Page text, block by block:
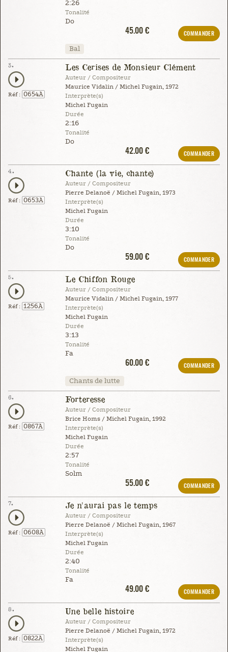
2:26
Tonalité
Do
45.00 €
COMMANDER
Bal
3.
Réf : 0654A
Les Cerises de Monsieur Clément
Auteur / Compositeur
Maurice Vidalin / Michel Fugain, 1972
Interprète(s)
Michel Fugain
Durée
2:16
Tonalité
Do
42.00 €
COMMANDER
4.
Réf : 0653A
Chante (la vie, chante)
Auteur / Compositeur
Pierre Delanoë / Michel Fugain, 1973
Interprète(s)
Michel Fugain
Durée
3:10
Tonalité
Do
59.00 €
COMMANDER
5.
Réf : 1256A
Le Chiffon Rouge
Auteur / Compositeur
Maurice Vidalin / Michel Fugain, 1977
Interprète(s)
Michel Fugain
Durée
3:13
Tonalité
Fa
60.00 €
COMMANDER
Chants de lutte
6.
Réf : 0867A
Forteresse
Auteur / Compositeur
Brice Homs / Michel Fugain, 1992
Interprète(s)
Michel Fugain
Durée
2:57
Tonalité
Solm
55.00 €
COMMANDER
7.
Réf : 0608A
Je n'aurai pas le temps
Auteur / Compositeur
Pierre Delanoë / Michel Fugain, 1967
Interprète(s)
Michel Fugain
Durée
2:40
Tonalité
Fa
49.00 €
COMMANDER
8.
Réf : 0822A
Une belle histoire
Auteur / Compositeur
Pierre Delanoë / Michel Fugain, 1972
Interprète(s)
Michel Fugain